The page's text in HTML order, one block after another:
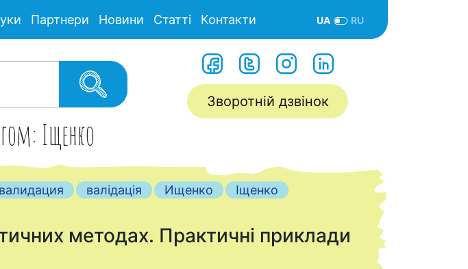
Партнери Новини Статті Контакти UA RU
Зворотній дзвінок
Іщенко
валидация валідація Ищенко
Іщенко
методах. Практичні приклади